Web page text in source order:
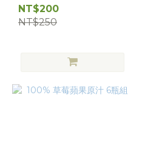
NT$200
NT$250